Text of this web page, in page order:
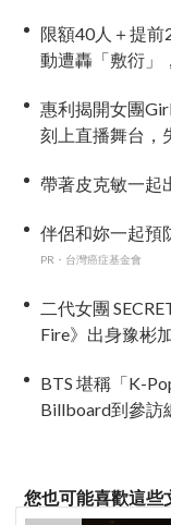
限額40人＋提
動遭轟「敷衍」
惠利揭開女團
刻上直播舞台，
帶著皮克敏一起
伴侶和妳一起預
PR・台灣癌症基金會
二代女團
Fire》出身豫彬
BTS 堪稱「K-
Billboard到參訪
您也可能喜歡這些